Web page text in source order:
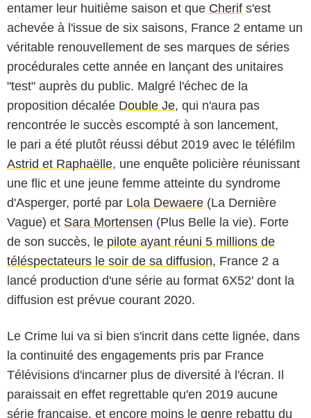
entamer leur huitième saison et que Cherif s'est
achevée à l'issue de six saisons, France 2 entame un
véritable renouvellement de ses marques de séries
procédurales cette année en lançant des unitaires
"test" auprès du public. Malgré l'échec de la
proposition décalée Double Je, qui n'aura pas
rencontrée le succès escompté à son lancement,
le pari a été plutôt réussi début 2019 avec le téléfilm
Astrid et Raphaëlle, une enquête policière réunissant
une flic et une jeune femme atteinte du syndrome
d'Asperger, porté par Lola Dewaere (La Dernière
Vague) et Sara Mortensen (Plus Belle la vie). Forte
de son succès, le pilote ayant réuni 5 millions de
téléspectateurs le soir de sa diffusion, France 2 a
lancé production d'une série au format 6X52' dont la
diffusion est prévue courant 2020.
Le Crime lui va si bien s'incrit dans cette lignée, dans
la continuité des engagements pris par France
Télévisions d'incarner plus de diversité à l'écran. Il
paraissait en effet regrettable qu'en 2019 aucune
série française, et encore moins le genre rebattu du